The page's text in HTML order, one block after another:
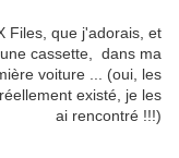
Files, que j'adorais, et
cassette, dans ma
voiture ... (oui, les
existé, je les
ai rencontré !!!)